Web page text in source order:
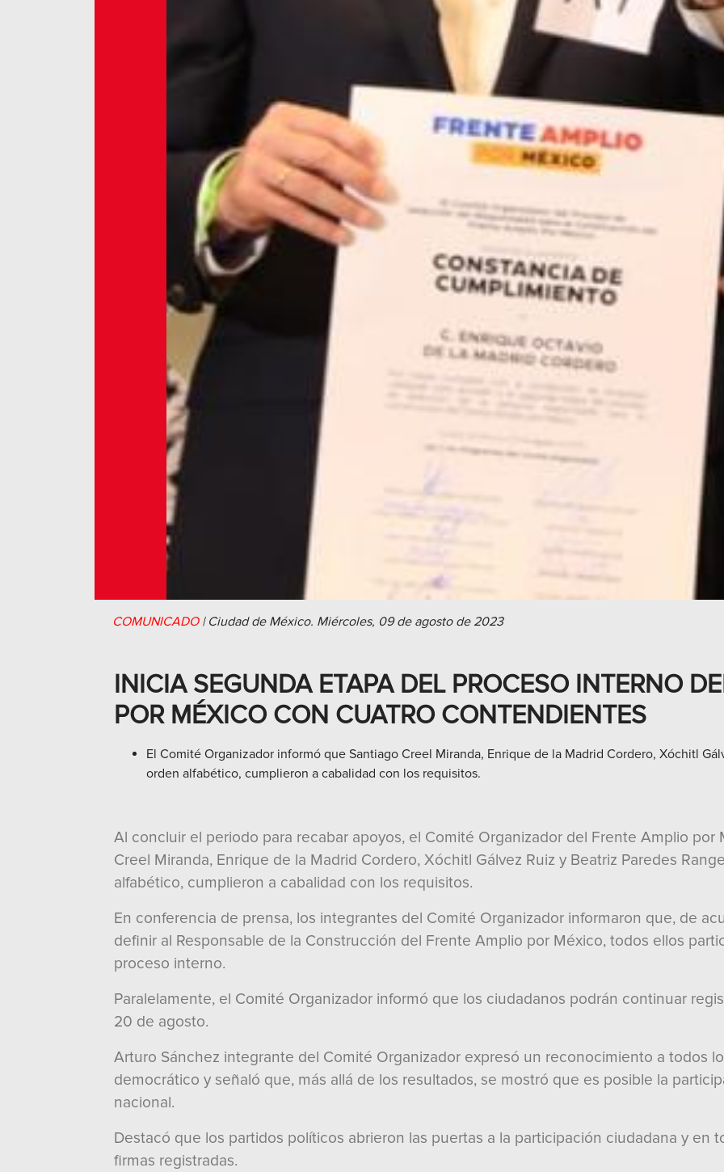
COMUNICADO| Ciudad de México. Miércoles, 09 de agosto de 2023
INICIA SEGUNDA ETAPA DEL PROCESO INTERNO
POR MÉXICO CON CUATRO CONTENDIENTES
El Comité Organizador informó que Santiago Creel Miranda, Enrique de la Madrid Cordero, Xóchitl
orden alfabético, cumplieron a cabalidad con los requisitos.
Al concluir el periodo para recabar apoyos, el Comité Organizador del Frente Amplio
Creel Miranda, Enrique de la Madrid Cordero, Xóchitl Gálvez Ruiz y Beatriz Paredes
alfabético, cumplieron a cabalidad con los requisitos.
En conferencia de prensa, los integrantes del Comité Organizador informaron que, de
definir al Responsable de la Construcción del Frente Amplio por México, todos ellos
proceso interno.
Paralelamente, el Comité Organizador informó que los ciudadanos podrán continuar
20 de agosto.
Arturo Sánchez integrante del Comité Organizador expresó un reconocimiento a todos
democrático y señaló que, más allá de los resultados, se mostró que es posible la
nacional.
Destacó que los partidos políticos abrieron las puertas a la participación ciudadana y en
firmas registradas.